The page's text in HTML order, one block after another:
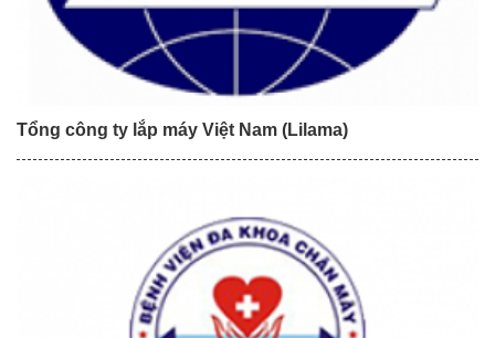
Tổng công ty lắp máy Việt Nam (Lilama)